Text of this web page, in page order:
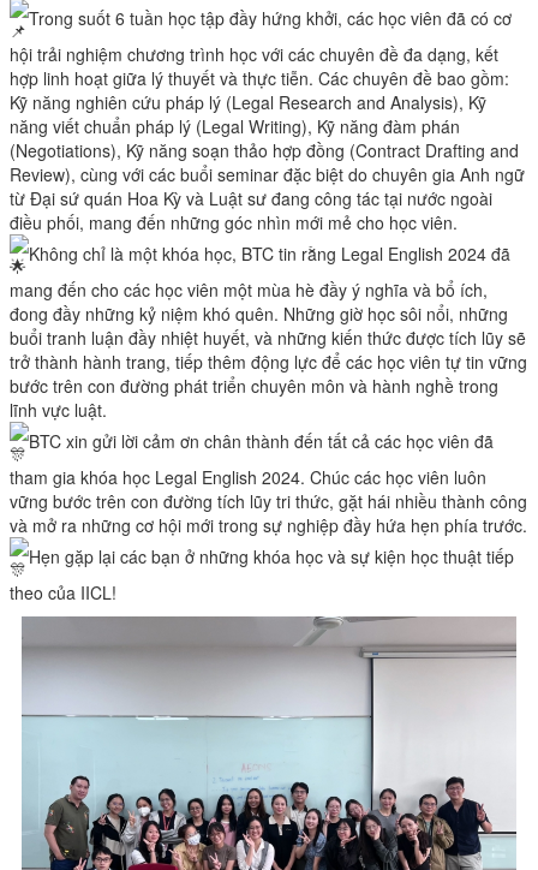
Trong suốt 6 tuần học tập đầy hứng khởi, các học viên đã có cơ
hội trải nghiệm chương trình học với các chuyên đề đa dạng, kết
hợp linh hoạt giữa lý thuyết và thực tiễn. Các chuyên đề bao gồm:
Kỹ năng nghiên cứu pháp lý (Legal Research and Analysis), Kỹ
năng viết chuẩn pháp lý (Legal Writing), Kỹ năng đàm phán
(Negotiations), Kỹ năng soạn thảo hợp đồng (Contract Drafting and
Review), cùng với các buổi seminar đặc biệt do chuyên gia Anh ngữ
từ Đại sứ quán Hoa Kỳ và Luật sư đang công tác tại nước ngoài
điều phối, mang đến những góc nhìn mới mẻ cho học viên.
Không chỉ là một khóa học, BTC tin rằng Legal English 2024 đã
mang đến cho các học viên một mùa hè đầy ý nghĩa và bổ ích,
đong đầy những kỷ niệm khó quên. Những giờ học sôi nổi, những
buổi tranh luận đầy nhiệt huyết, và những kiến thức được tích lũy sẽ
trở thành hành trang, tiếp thêm động lực để các học viên tự tin vững
bước trên con đường phát triển chuyên môn và hành nghề trong
lĩnh vực luật.
BTC xin gửi lời cảm ơn chân thành đến tất cả các học viên đã
tham gia khóa học Legal English 2024. Chúc các học viên luôn
vững bước trên con đường tích lũy tri thức, gặt hái nhiều thành công
và mở ra những cơ hội mới trong sự nghiệp đầy hứa hẹn phía trước.
Hẹn gặp lại các bạn ở những khóa học và sự kiện học thuật tiếp
theo của IICL!